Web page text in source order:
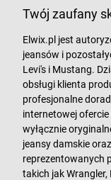
Twój zaufany
Elwix.pl jest
jeansów i
Levi's i Mustang.
obsługi klienta
profesjonalne
internetowej
wyłącznie
jeansy damskie
reprezentowanych
takich jak Wrangler,